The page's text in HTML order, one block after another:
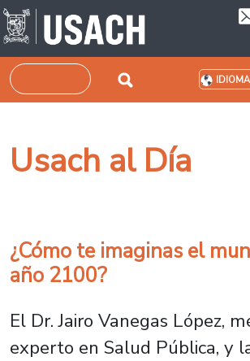
Pasar al contenido principal
Buscar
Usach al Día
¿Cómo te imaginas el
año 2100?
El Dr. Jairo Vanegas López,
experto en Salud Pública, y